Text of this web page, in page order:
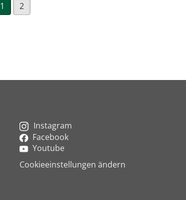
1 2
Instagram
Facebook
Youtube
Cookieeinstellungen ändern